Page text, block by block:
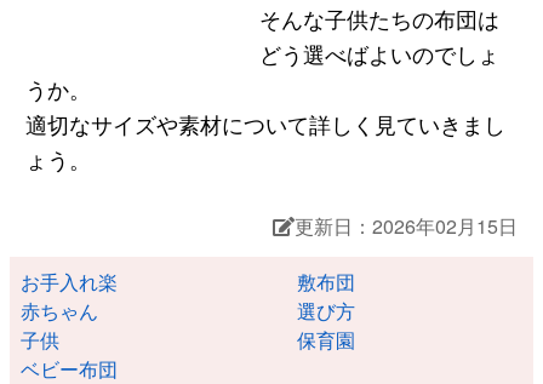
そんな子供たちの布団は
どう選べばよいのでしょ
うか。
適切なサイズや素材について詳しく見ていきまし
ょう。
更新日：2026年02月15日
お手入れ楽
敷布団
赤ちゃん
選び方
子供
保育園
ベビー布団